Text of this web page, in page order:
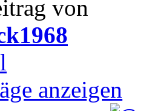
von
anzeigen